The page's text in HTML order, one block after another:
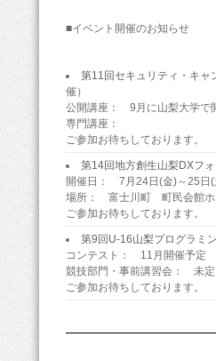
■イベント開催のお知らせ
第11回セキュリティ・キャ
催）
公開講座： 9月に山梨大学で
専門講座：
ご参加お待ちしております。
第14回地方創生山梨DXフ
開催日： 7月24日(金)～25日(
場所： 富士川町 町民会館ホ
ご参加お待ちしております。
第9回U-16山梨プログラミ
コンテスト： 11月開催予定
競技部門・事前講習会： 未定
ご参加お待ちしております。